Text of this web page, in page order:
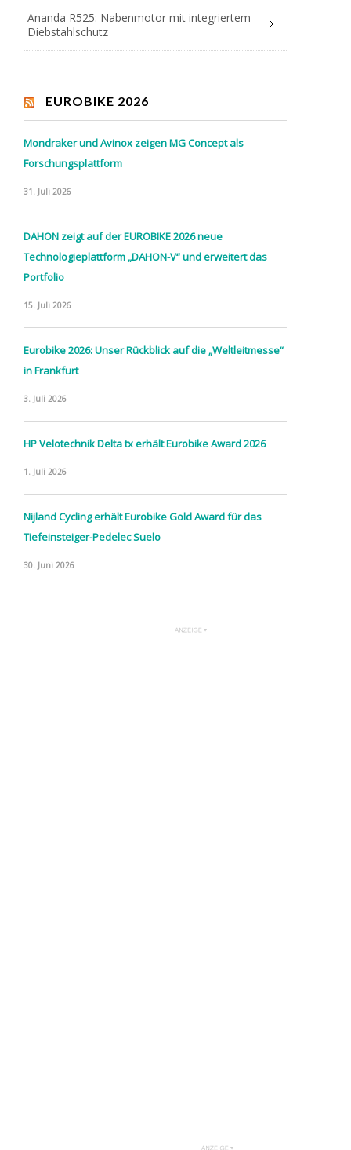
Ananda R525: Nabenmotor mit integriertem
Diebstahlschutz
EUROBIKE 2026
Mondraker und Avinox zeigen MG Concept als
Forschungsplattform
31. Juli 2026
DAHON zeigt auf der EUROBIKE 2026 neue
Technologieplattform „DAHON-V“ und erweitert das
Portfolio
15. Juli 2026
Eurobike 2026: Unser Rückblick auf die „Weltleitmesse“
in Frankfurt
3. Juli 2026
HP Velotechnik Delta tx erhält Eurobike Award 2026
1. Juli 2026
Nijland Cycling erhält Eurobike Gold Award für das
Tiefeinsteiger-Pedelec Suelo
30. Juni 2026